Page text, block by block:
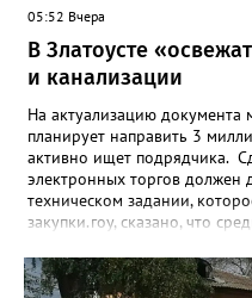
05:52 Вчера
В Златоусте
и канализации
На актуализацию
планирует направить 3
активно ищет подрядчика.
электронных торгов должен
техническом задании,
закупки.гоу, сказано, что
повышение
схем, исполнителю нужно